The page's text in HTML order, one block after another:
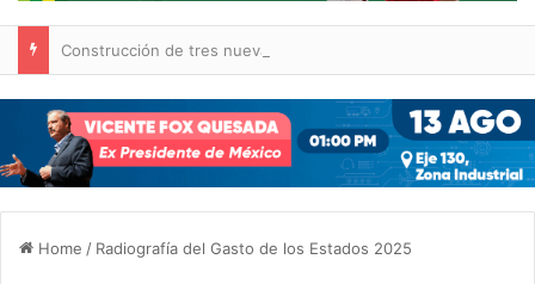
Home / Radiografía del Gasto de los Estados 2025